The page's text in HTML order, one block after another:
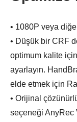
• 1080P veya
• Düşük bir CRF
optimum kalite
ayarlayın.
elde etmek için
• Orijinal
seçeneği AnyRec